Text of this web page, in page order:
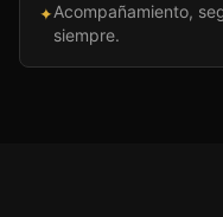
✦Acompañamiento,
siempre.